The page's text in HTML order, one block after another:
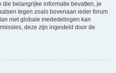
belangrijke informatie bevatten, je
tegen zoals bovenaan ieder forum
niet globale mededelingen kan
deze zijn ingesteld door de